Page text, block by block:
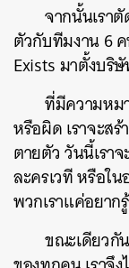
จากนั้นเรา
ตัวกับทีมงาน 6
Exists มาตั้งบริ
ที่มีความหม
หรือผิด เราจะส
ตายตัว วันนี้เรา
ละครเวที หรือใ
พวกเราแค่อยาก
ขณะเดียวกั